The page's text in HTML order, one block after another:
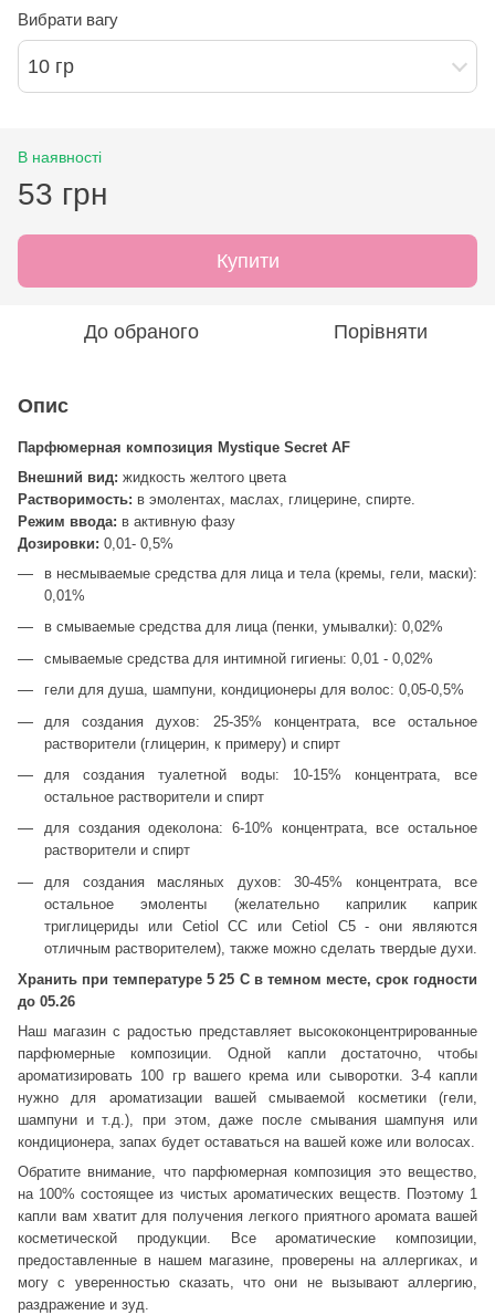
Вибрати вагу
10 гр
В наявності
53 грн
Купити
До обраного Порівняти
Опис
Парфюмерная композиция Mystique Secret AF
Внешний вид: жидкость желтого цвета
Растворимость: в эмолентах, маслах, глицерине, спирте.
Режим ввода: в активную фазу
Дозировки: 0,01- 0,5%
в несмываемые средства для лица и тела (кремы, гели, маски):
0,01%
в смываемые средства для лица (пенки, умывалки): 0,02%
смываемые средства для интимной гигиены: 0,01 - 0,02%
гели для душа, шампуни, кондиционеры для волос: 0,05-0,5%
для создания духов: 25-35% концентрата, все остальное
растворители (глицерин, к примеру) и спирт
для создания туалетной воды: 10-15% концентрата, все
остальное растворители и спирт
для создания одеколона: 6-10% концентрата, все остальное
растворители и спирт
для создания масляных духов: 30-45% концентрата, все
остальное эмоленты (желательно каприлик каприк
триглицериды или Cetiol CC или Cetiol C5 - они являются
отличным растворителем), также можно сделать твердые духи.
Хранить при температуре 5 25 С в темном месте, срок годности
до 05.26
Наш магазин с радостью представляет высококонцентрированные
парфюмерные композиции. Одной капли достаточно, чтобы
ароматизировать 100 гр вашего крема или сыворотки. 3-4 капли
нужно для ароматизации вашей смываемой косметики (гели,
шампуни и т.д.), при этом, даже после смывания шампуня или
кондиционера, запах будет оставаться на вашей коже или волосах.
Обратите внимание, что парфюмерная композиция это вещество,
на 100% состоящее из чистых ароматических веществ. Поэтому 1
капли вам хватит для получения легкого приятного аромата вашей
косметической продукции. Все ароматические композиции,
предоставленные в нашем магазине, проверены на аллергиках, и
могу с уверенностью сказать, что они не вызывают аллергию,
раздражение и зуд.